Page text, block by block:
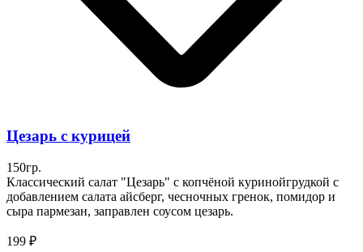
Цезарь с курицей
150гр.
Классический салат "Цезарь" с копчёной куринойгрудкой с
добавлением салата айсберг, чесночных гренок, помидор и
сыра пармезан, заправлен соусом цезарь.
199 ₽